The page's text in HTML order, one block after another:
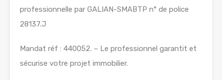
professionnelle par GALIAN-SMABTP n° de police
28137.J
Mandat réf : 440052. – Le professionnel garantit et
sécurise votre projet immobilier.